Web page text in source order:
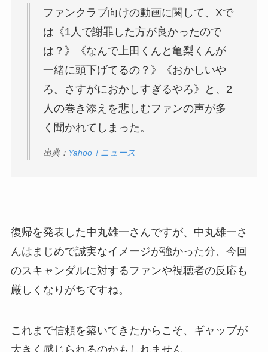
ファンクラブ向けの動画に関して、Xで
は《1人で謝罪した方が良かったので
は？》《なんで上田くんと亀梨くんが
一緒に頭下げてるの？》《おかしいや
ろ。さすがにおかしすぎるやろ》と、2
人の巻き添えを悲しむファンの声が多
く聞かれてしまった。
出典： Yahoo！ニュース
復帰を発表した中丸雄一さんですが、中丸雄一さ
んはまじめで誠実なイメージが強かった分、今回
のスキャンダルに対するファンや視聴者の反応も
厳しくなりがちですね。
これまで信頼を築いてきたからこそ、ギャップが
大きく感じられるのかもしれません。